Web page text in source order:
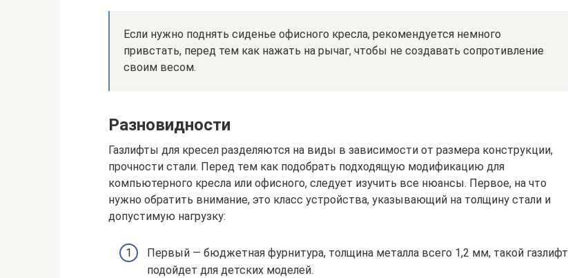
Если нужно поднять сиденье офисного кресла, рекомендуется немного
привстать, перед тем как нажать на рычаг, чтобы не создавать сопротивление
своим весом.
Разновидности
Газлифты для кресел разделяются на виды в зависимости от размера конструкции,
прочности стали. Перед тем как подобрать подходящую модификацию для
компьютерного кресла или офисного, следует изучить все нюансы. Первое, на что
нужно обратить внимание, это класс устройства, указывающий на толщину стали и
допустимую нагрузку:
Первый — бюджетная фурнитура, толщина металла всего 1,2 мм, такой газлифт
подойдет для детских моделей.